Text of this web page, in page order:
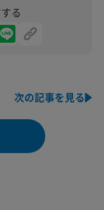
る
次の記事を見る